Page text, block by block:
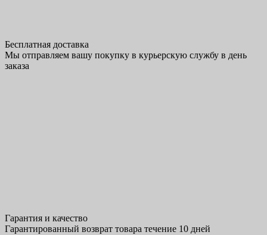
Бесплатная доставка
Мы отправляем вашу покупку в курьерскую службу в день
заказа
Гарантия и качество
Гарантированный возврат товара течение 10 дней